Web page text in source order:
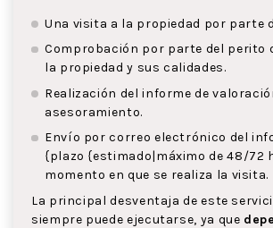
Una visita a la propiedad por parte
Comprobación por parte del perito
la propiedad y sus calidades.
Realización del informe de
asesoramiento.
Envío por correo electrónico del
{plazo {estimado|máximo de 48/72
momento en que se realiza la visita.
La principal desventaja de este
siempre puede ejecutarse, ya que